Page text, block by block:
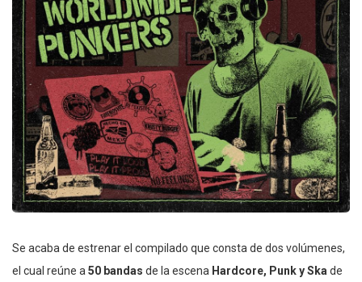
Se acaba de estrenar el compilado que consta de dos volúmenes,
el cual reúne a 50 bandas de la escena Hardcore, Punk y Ska de